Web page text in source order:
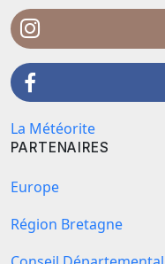
La Météorite
PARTENAIRES
Europe
Région Bretagne